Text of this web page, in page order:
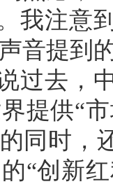
我注意
音提到
过去，
提供“
同时，
“创新